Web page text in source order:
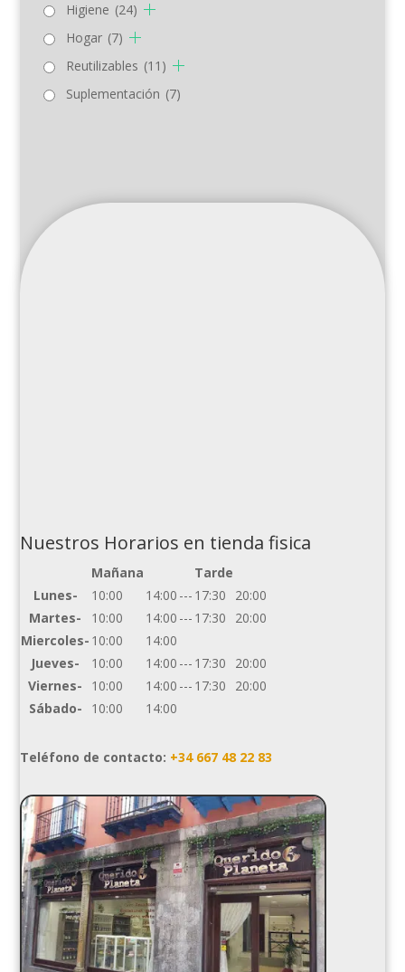
Higiene (24)
Hogar (7)
Reutilizables (11)
Suplementación (7)
Nuestros Horarios en tienda fisica
Mañana
Tarde
Lunes-
10:00 14:00 --- 17:30
20:00
Martes-
10:00 14:00 --- 17:30
20:00
Miercoles- 10:00
14:00
Jueves-
10:00 14:00 --- 17:30
20:00
Viernes-
10:00 14:00 --- 17:30
20:00
Sábado-
10:00 14:00
Teléfono de contacto: +34 667 48 22 83